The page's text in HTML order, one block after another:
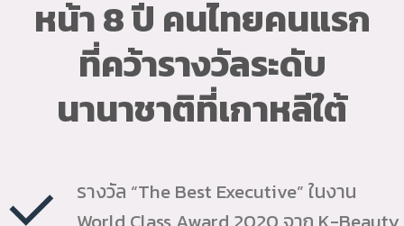
หน้า 8 ปี คนไทยคนแรก
ที่คว้ารางวัลระดับ
นานาชาติที่เกาหลีใต้
รางวัล “The Best Executive” ในงาน